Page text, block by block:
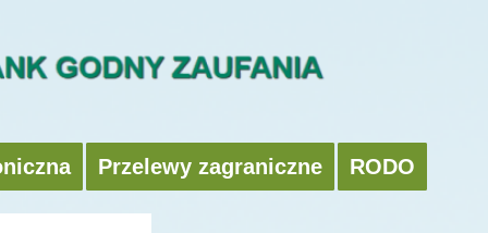
Przelewy zagraniczne RODO